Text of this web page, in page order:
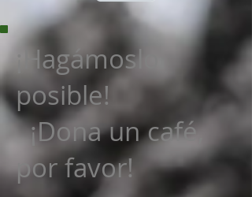
¡Hagámoslo
posible!
¡Dona un café,
por favor!